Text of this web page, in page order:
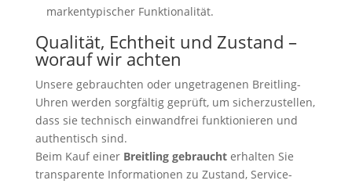
markentypischer Funktionalität.
Qualität, Echtheit und Zustand –
worauf wir achten
Unsere gebrauchten oder ungetragenen Breitling-
Uhren werden sorgfältig geprüft, um sicherzustellen,
dass sie technisch einwandfrei funktionieren und
authentisch sind.
Beim Kauf einer Breitling gebrauchterhalten Sie
transparente Informationen zu Zustand, Service-